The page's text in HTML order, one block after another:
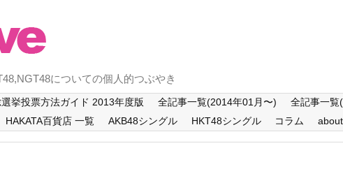
についての個人的つぶやき
挙投票方法ガイド 2013年度版 全記事一覧(2014年01月〜)
全記事一覧
HAKATA百貨店 一覧 AKB48シングル HKT48シングル コラム about